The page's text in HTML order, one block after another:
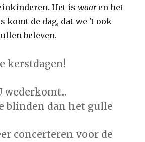
Het iswaaren het
komt de dag, dat we 't ook
beleven.
kerstdagen!
wederkomt...
blinden dan het gulle
concerteren voor de